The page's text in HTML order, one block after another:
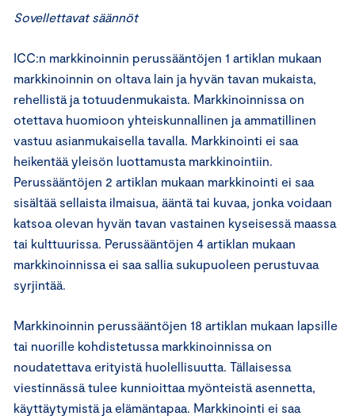
Sovellettavat säännöt
ICC:n markkinoinnin perussääntöjen 1 artiklan mukaan
markkinoinnin on oltava lain ja hyvän tavan mukaista,
rehellistä ja totuudenmukaista. Markkinoinnissa on
otettava huomioon yhteiskunnallinen ja ammatillinen
vastuu asianmukaisella tavalla. Markkinointi ei saa
heikentää yleisön luottamusta markkinointiin.
Perussääntöjen 2 artiklan mukaan markkinointi ei saa
sisältää sellaista ilmaisua, ääntä tai kuvaa, jonka voidaan
katsoa olevan hyvän tavan vastainen kyseisessä maassa
tai kulttuurissa. Perussääntöjen 4 artiklan mukaan
markkinoinnissa ei saa sallia sukupuoleen perustuvaa
syrjintää.
Markkinoinnin perussääntöjen 18 artiklan mukaan lapsille
tai nuorille kohdistetussa markkinoinnissa on
noudatettava erityistä huolellisuutta. Tällaisessa
viestinnässä tulee kunnioittaa myönteistä asennetta,
käyttäytymistä ja elämäntapaa. Markkinointi ei saa